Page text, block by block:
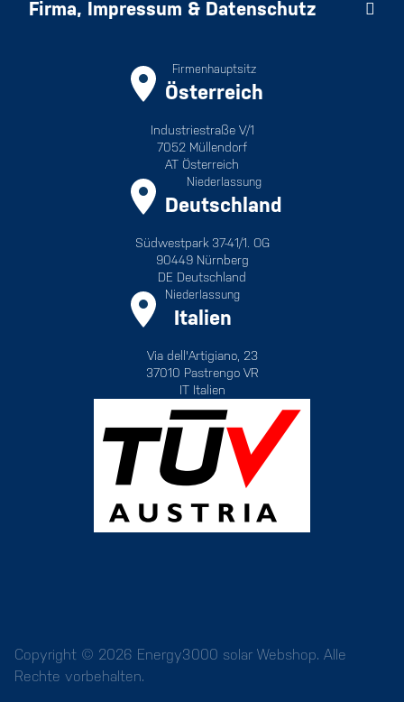
Firma, Impressum & Datenschutz
Firmenhauptsitz
Österreich
Industriestraße V/1
7052 Müllendorf
AT Österreich
Niederlassung
Deutschland
Südwestpark 37-41/1. OG
90449 Nürnberg
DE Deutschland
Niederlassung
Italien
Via dell'Artigiano, 23
37010 Pastrengo VR
IT Italien
Copyright © 2026 Energy3000 solar Webshop. Alle
Rechte vorbehalten.